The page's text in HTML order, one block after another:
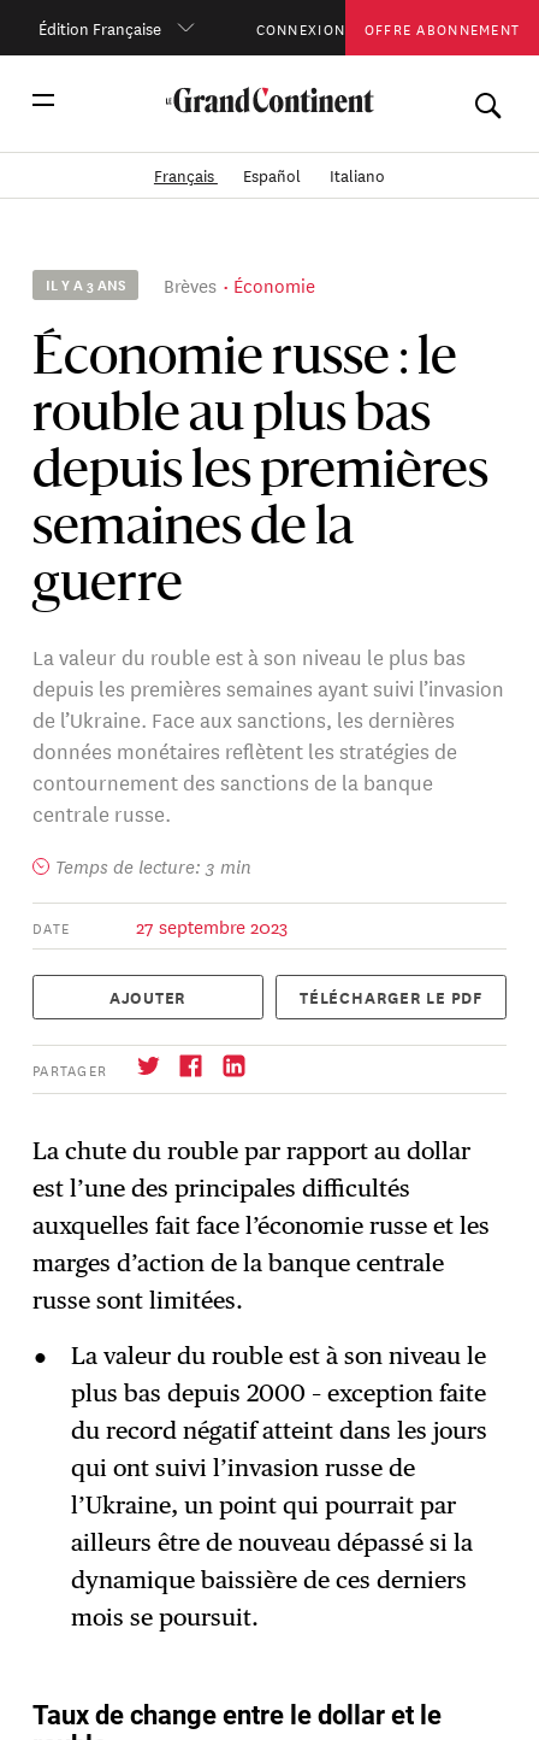
Édition Française CONNEXION OFFRE ABONNEMENT
Français Español Italiano
IL Y A 3 ANS Brèves Économie
Économie russe : le
rouble au plus bas
depuis les premières
semaines de la
guerre
La valeur du rouble est à son niveau le plus bas
depuis les premières semaines ayant suivi l’invasion
de l’Ukraine. Face aux sanctions, les dernières
données monétaires reflètent les stratégies de
contournement des sanctions de la banque
centrale russe.
Temps de lecture: 3 min
DATE 27 septembre 2023
AJOUTER TÉLÉCHARGER LE PDF
PARTAGER
→ S'abonner
La chute du rouble par rapport au dollar
est l’une des principales difficultés
auxquelles fait face l’économie russe et les
marges d’action de la banque centrale
russe sont limitées.
La valeur du rouble est à son niveau le
plus bas depuis 2000 – exception faite
du record négatif atteint dans les jours
qui ont suivi l’invasion russe de
l’Ukraine, un point qui pourrait par
ailleurs être de nouveau dépassé si la
dynamique baissière de ces derniers
mois se poursuit.